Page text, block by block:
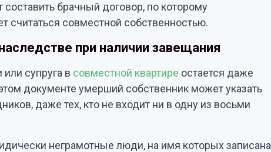
составить брачный договор, по которому
считаться совместной собственностью.
при наличии завещания
супруга в совместной квартире остается даже
документе умерший собственник может указать
даже тех, кто не входит ни в одну из восьми
неграмотные люди, на имя которых записана